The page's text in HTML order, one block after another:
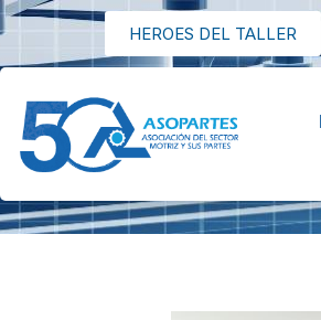
HEROES DEL TALLER